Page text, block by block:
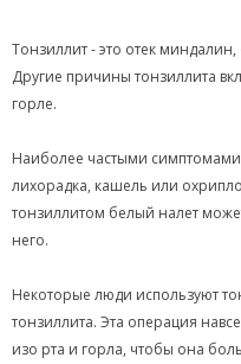
Тонзиллит - это отек
Другие причины тонзиллита
горле.
Наиболее частыми
лихорадка, кашель или
тонзиллитом белый налет
него.
Некоторые люди используют
тонзиллита. Эта операция
изо рта и горла, чтобы она